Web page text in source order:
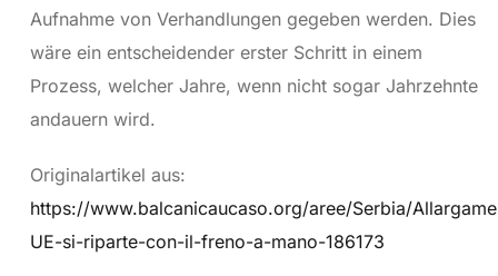
Aufnahme von Verhandlungen gegeben werden. Dies
wäre ein entscheidender erster Schritt in einem
Prozess, welcher Jahre, wenn nicht sogar Jahrzehnte
andauern wird.
Originalartikel aus:
https://www.balcanicaucaso.org/aree/Serbia/
UE-si-riparte-con-il-freno-a-mano-186173